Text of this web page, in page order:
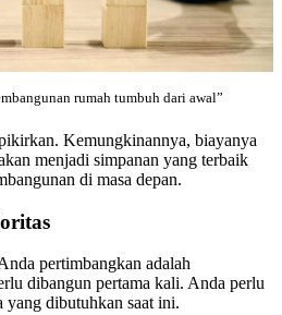
rumah tumbuh dari awal”
Kemungkinannya, biayanya
menjadi simpanan yang terbaik
di masa depan.
pertimbangkan adalah
dibangun pertama kali. Anda perlu
yang dibutuhkan saat ini.